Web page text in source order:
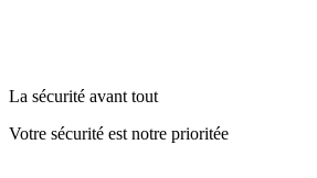
La sécurité avant tout
Votre sécurité est notre prioritée